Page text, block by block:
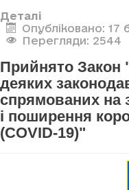
Деталі
Опубліковано: 17
Перегляди: 2544
Прийнято Закон
деяких
спрямованих на
і поширення
(COVID-19)"